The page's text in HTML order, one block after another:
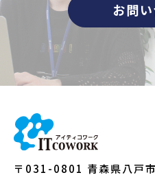
お問
〒031-0801 青森県八戸